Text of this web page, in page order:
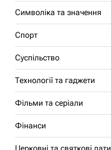
Символіка та значення
Спорт
Суспільство
Технології та гаджети
Фільми та серіали
Фінанси